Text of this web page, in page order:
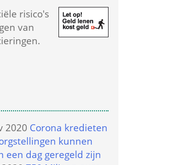
risico's
van
2020 Corona kredieten
kunnen
een dag geregeld zijn